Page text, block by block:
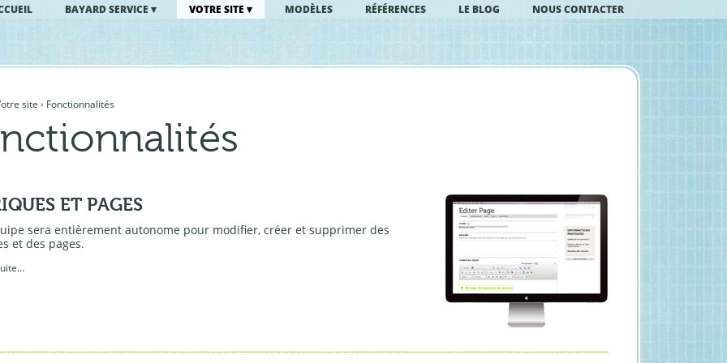
BAYARD SERVICE VOTRE SITE MODÈLES RÉFÉRENCES LE BLOG NOUS CONTACTER
site › Fonctionnalités
ET PAGES
sera entièrement autonome pour modifier, créer et supprimer des
et des pages.